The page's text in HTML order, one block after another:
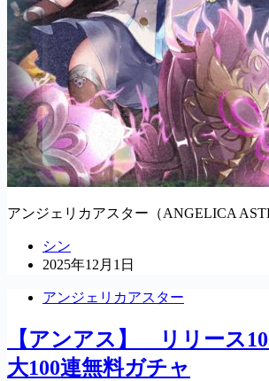
アンジェリカアスター（ANGELICA
シン
2025年12月1日
アンジェリカアスター
【アンアス】 リリース
大100連無料ガチャ